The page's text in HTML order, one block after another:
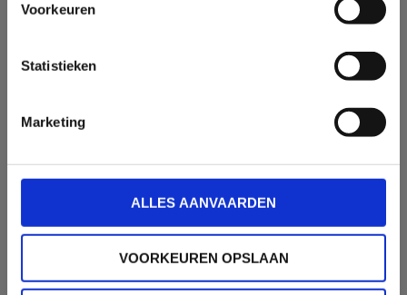
Voorkeuren
Statistieken
Marketing
ALLES AANVAARDEN
VOORKEUREN OPSLAAN
Alle families zijn vertegenwoordigd in het Bureau. Het
Bestuursorgaan verkiest de Voorzitter voor een periode van
drie jaar, maximaal één keer te verlengen. De Voorzitter kan
buitenaf die omwille van zijn deskundigheid en
Het Bureau is vandaag als volgt samengesteld:
- Stefan Lameire, Voorzitter CIM
- Luc Eeckhout (UBA),
- Nathalie L'Hoir (UMA),
- Alex Thoré (VAR).